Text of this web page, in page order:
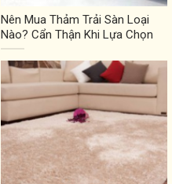
Nên Mua Thảm Trải Sàn Loại
Nào? Cẩn Thận Khi Lựa Chọn